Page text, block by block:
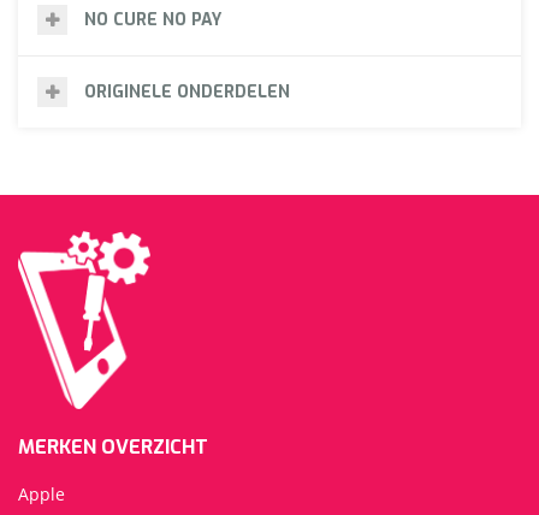
NO CURE NO PAY
ORIGINELE ONDERDELEN
MERKEN OVERZICHT
Apple